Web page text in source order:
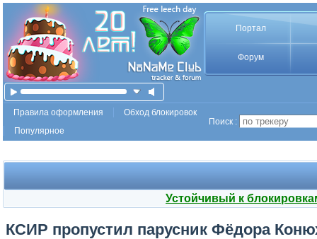
Портал
Форум
Правила оформления
Обход блокировок
Популярное
Поиск :
Устойчивый к
КСИР пропустил парусник Фёдора